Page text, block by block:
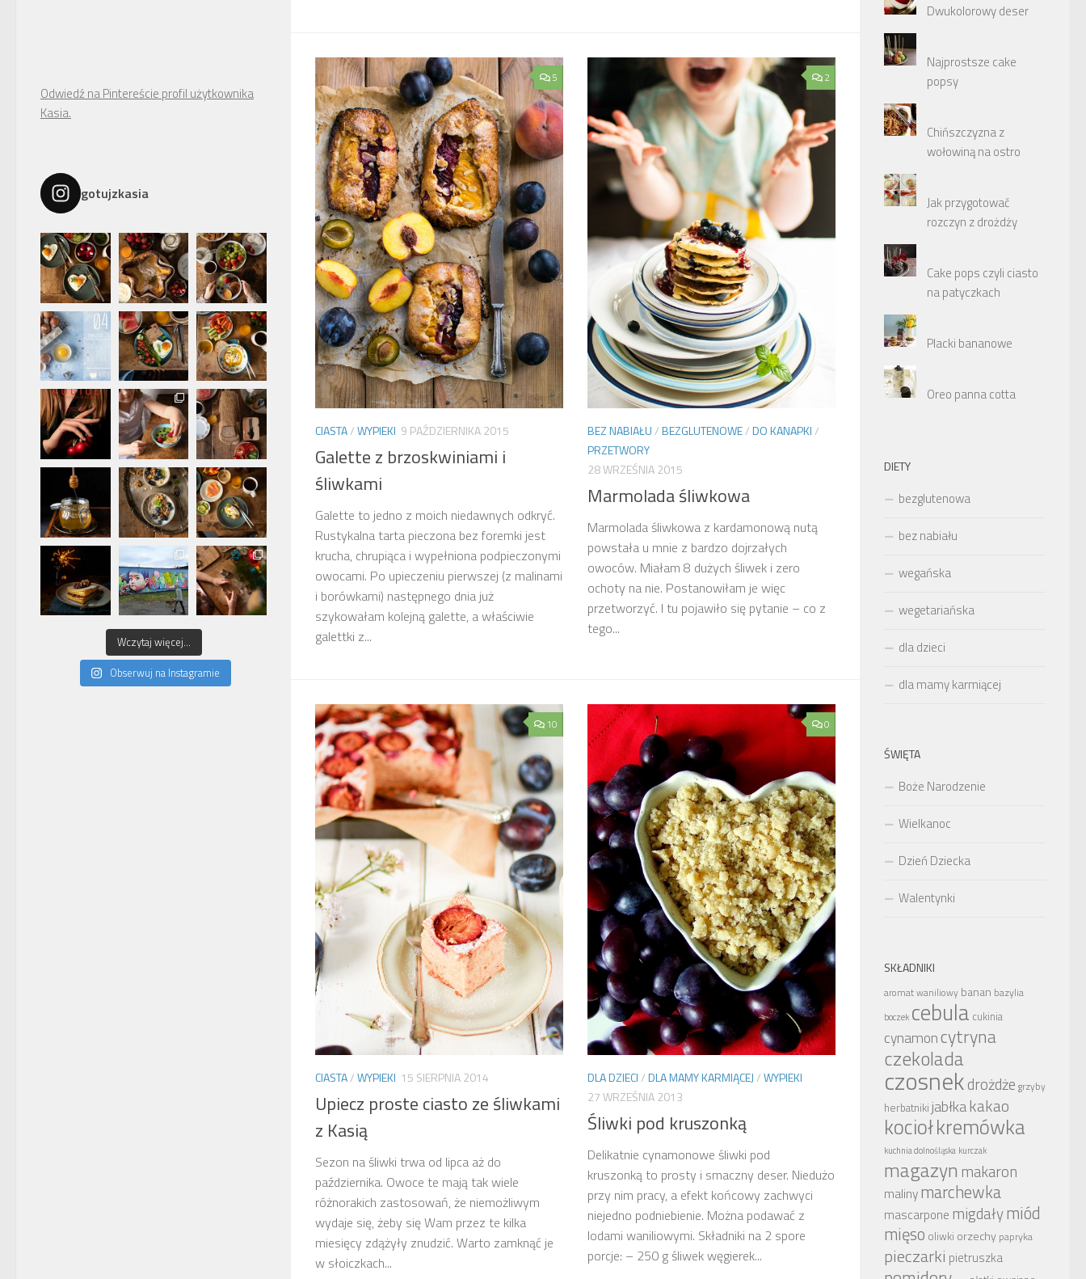
5
CIASTA/WYPIEKI 9 PAŹDZIERNIKA 2015
Galette z brzoskwiniami i
śliwkami
Galette to jedno z moich niedawnych odkryć.
Rustykalna tarta pieczona bez foremki jest
krucha, chrupiąca i wypełniona podpieczonymi
owocami. Po upieczeniu pierwszej (z malinami
i borówkami) następnego dnia już
szykowałam kolejną galette, a właściwie
galettki z...
2
BEZ NABIAŁU/BEZGLUTENOWE/DO KANAPKI/
PRZETWORY
28 WRZEŚNIA 2015
Marmolada śliwkowa
Marmolada śliwkowa z kardamonową nutą
powstała u mnie z bardzo dojrzałych
owoców. Miałam 8 dużych śliwek i zero
ochoty na nie. Postanowiłam je więc
przetworzyć. I tu pojawiło się pytanie – co z
tego...
10
CIASTA/WYPIEKI 15 SIERPNIA 2014
Upiecz proste ciasto ze śliwkami
z Kasią
Sezon na śliwki trwa od lipca aż do
października. Owoce te mają tak wiele
różnorakich zastosowań, że niemożliwym
wydaje się, żeby się Wam przez te kilka
miesięcy zdążyły znudzić. Warto zamknąć je
w słoiczkach...
0
DLA DZIECI/DLA MAMY KARMIĄCEJ/WYPIEKI
27 WRZEŚNIA 2013
Śliwki pod kruszonką
Delikatnie cynamonowe śliwki pod
kruszonką to prosty i smaczny deser. Niedużo
przy nim pracy, a efekt końcowy zachwyci
niejedno podniebienie. Można podawać z
lodami waniliowymi. Składniki na 2 spore
porcje: – 250 g śliwek węgierek...
Odwiedź na Pintereście profil użytkownika
Kasia.
gotujzkasia
Wczytaj więcej...
Obserwuj na Instagramie
Dwukolorowy deser
Najprostsze cake
popsy
Chińszczyzna z
wołowiną na ostro
Jak przygotować
rozczyn z drożdży
Cake pops czyli ciasto
na patyczkach
Placki bananowe
Oreo panna cotta
DIETY
bezglutenowa
bez nabiału
wegańska
wegetariańska
dla dzieci
dla mamy karmiącej
ŚWIĘTA
Boże Narodzenie
Wielkanoc
Dzień Dziecka
Walentynki
SKŁADNIKI
aromat waniliowy banan bazylia
boczek cebula cukinia
cynamoncytryna
czekolada
czosnekdrożdże grzyby
herbatniki jabłkakakao
kociołkremówka
kuchnia dolnośląska kurczak
magazyn makaron
malinymarchewka
mascarpone migdałymiód
mięso oliwki orzechy papryka
pieczarki pietruszka